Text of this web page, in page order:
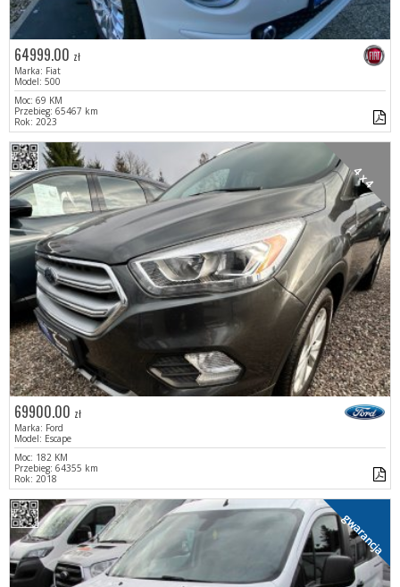
64999.00 zł
Marka: Fiat
Model: 500
Moc: 69 KM
Przebieg: 65467 km
Rok: 2023
4 x 4
69900.00 zł
Marka: Ford
Model: Escape
Moc: 182 KM
Przebieg: 64355 km
Rok: 2018
gwarancja